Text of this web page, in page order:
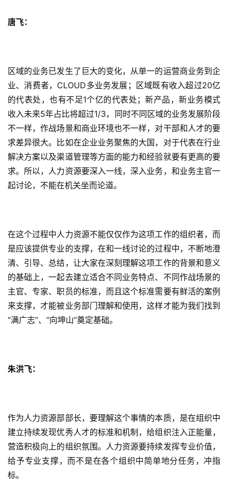
唐飞：
区域的业务已发生了巨大的变化，从单一的运营商业务到企
业、消费者，CLOUD多业务发展；区域既有收入超过20亿
的代表处，也有不足1个亿的代表处；新产品，新业务模式
收入未来5年占比将超过1/3，同时不同区域的业务发展阶段
不一样，作战场景和商业环境也不一样，对干部和人才的要
求差异很大。比如在企业业务聚焦的大国，对于代表在行业
解决方案以及渠道管理等方面的能力和经验就要有更高的要
求。所以，人力资源要深入一线，深入业务，和业务主官一
起讨论，不能在机关坐而论道。
在这个过程中人力资源不能仅仅作为这项工作的组织者，而
是应该提供专业的支撑，在和一线讨论的过程中，不断地澄
清、引导、总结，让大家在深刻理解这项工作的背景和意义
的基础上，一起去建立适合不同业务特点、不同作战场景的
主官、专家、职员的标准，而且这个标准需要有鲜活的案例
来支撑，才能被业务部门理解和使用，这样才能为我们找到
“满广志”、“向坤山”奠定基础。
朱洪飞：
作为人力资源部部长，要理解这个事情的本质，是在组织中
建立持续发现优秀人才的标准和机制，给组织注入正能量，
营造积极向上的组织氛围。人力资源要持续发挥专业价值，
给予专业支撑，而不是在各个组织中简单地分任务，冲指
标。